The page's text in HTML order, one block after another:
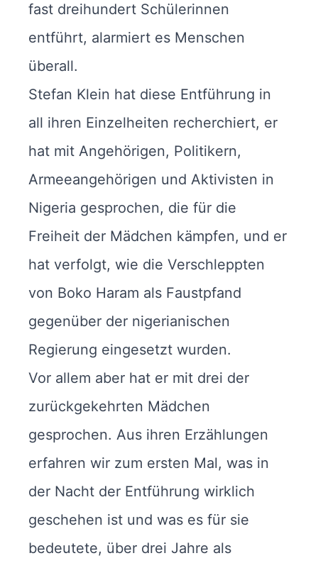
fast dreihundert Schülerinnen
entführt, alarmiert es Menschen
überall.
Stefan Klein hat diese Entführung in
all ihren Einzelheiten recherchiert, er
hat mit Angehörigen, Politikern,
Armeeangehörigen und Aktivisten in
Nigeria gesprochen, die für die
Freiheit der Mädchen kämpfen, und er
hat verfolgt, wie die Verschleppten
von Boko Haram als Faustpfand
gegenüber der nigerianischen
Regierung eingesetzt wurden.
Vor allem aber hat er mit drei der
zurückgekehrten Mädchen
gesprochen. Aus ihren Erzählungen
erfahren wir zum ersten Mal, was in
der Nacht der Entführung wirklich
geschehen ist und was es für sie
bedeutete, über drei Jahre als